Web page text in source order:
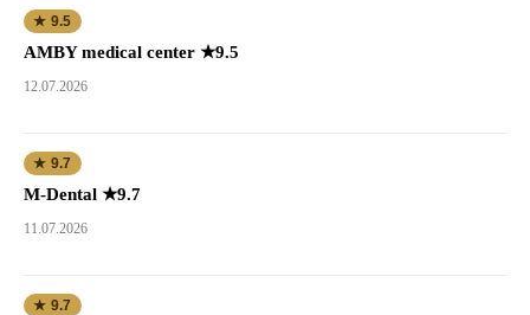
★ 9.5
AMBY medical center ★9.5
12.07.2026
★ 9.7
M-Dental ★9.7
11.07.2026
★ 9.7